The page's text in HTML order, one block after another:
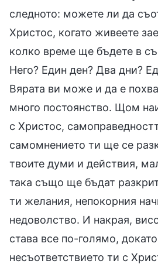
следното: можете ли да
Христос, когато живеете
колко време ще бъдете в
Него? Един ден? Два дни?
Вярата ви може и да е
много постоянство. Щом
с Христос,
самомнението ти ще се
твоите думи и действия,
така също ще бъдат
ти желания, непокорния
недоволство. И накрая,
става все по-голямо, докато
несъответствието ти с